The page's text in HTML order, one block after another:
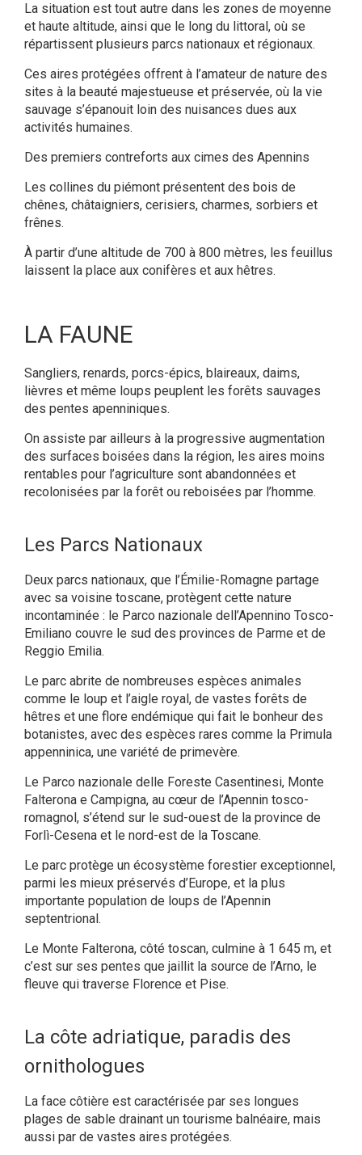
La situation est tout autre dans les zones de moyenne
et haute altitude, ainsi que le long du littoral, où se
répartissent plusieurs parcs nationaux et régionaux.
Ces aires protégées offrent à l’amateur de nature des
sites à la beauté majestueuse et préservée, où la vie
sauvage s’épanouit loin des nuisances dues aux
activités humaines.
Des premiers contreforts aux cimes des Apennins
Les collines du piémont présentent des bois de
chênes, châtaigniers, cerisiers, charmes, sorbiers et
frênes.
À partir d’une altitude de 700 à 800 mètres, les feuillus
laissent la place aux conifères et aux hêtres.
LA FAUNE
Sangliers, renards, porcs-épics, blaireaux, daims,
lièvres et même loups peuplent les forêts sauvages
des pentes apenniniques.
On assiste par ailleurs à la progressive augmentation
des surfaces boisées dans la région, les aires moins
rentables pour l’agriculture sont abandonnées et
recolonisées par la forêt ou reboisées par l’homme.
Les Parcs Nationaux
Deux parcs nationaux, que l’Émilie-Romagne partage
avec sa voisine toscane, protègent cette nature
incontaminée : le Parco nazionale dell’Apennino Tosco-
Emiliano couvre le sud des provinces de Parme et de
Reggio Emilia.
Le parc abrite de nombreuses espèces animales
comme le loup et l’aigle royal, de vastes forêts de
hêtres et une flore endémique qui fait le bonheur des
botanistes, avec des espèces rares comme la Primula
appenninica, une variété de primevère.
Le Parco nazionale delle Foreste Casentinesi, Monte
Falterona e Campigna, au cœur de l’Apennin tosco-
romagnol, s’étend sur le sud-ouest de la province de
Forlì-Cesena et le nord-est de la Toscane.
Le parc protège un écosystème forestier exceptionnel,
parmi les mieux préservés d’Europe, et la plus
importante population de loups de l’Apennin
septentrional.
Le Monte Falterona, côté toscan, culmine à 1 645 m, et
c’est sur ses pentes que jaillit la source de l’Arno, le
fleuve qui traverse Florence et Pise.
La côte adriatique, paradis des
ornithologues
La face côtière est caractérisée par ses longues
plages de sable drainant un tourisme balnéaire, mais
aussi par de vastes aires protégées.